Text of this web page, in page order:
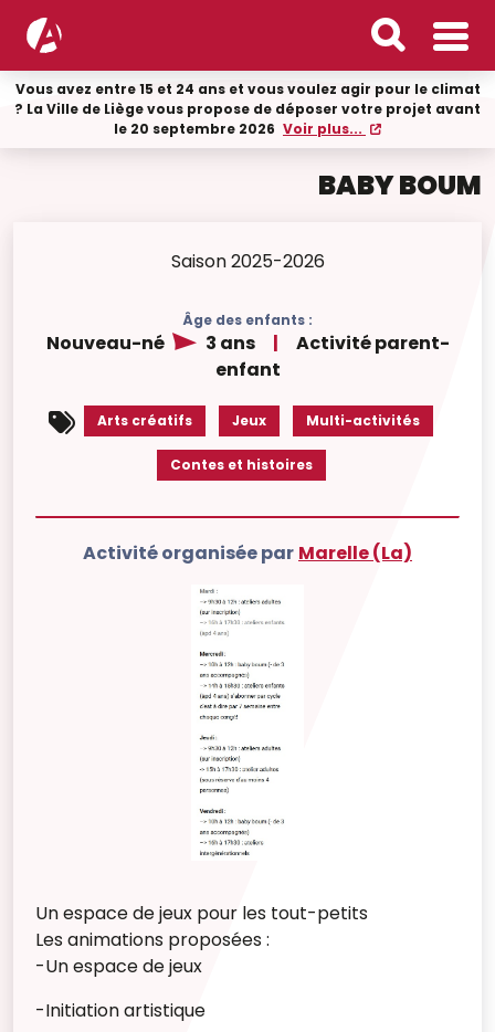
Vous avez entre 15 et 24 ans et vous voulez agir pour le climat
? La Ville de Liège vous propose de déposer votre projet avant
le 20 septembre 2026 Voir plus...
BABY BOUM
Saison 2025-2026
Âge des enfants :
Nouveau-né 3 ans |
Activité parent-
enfant
Arts créatifs Jeux Multi-activités
Contes et histoires
Activité organisée par Marelle (La)
Un espace de jeux pour les tout-petits
Les animations proposées :
-Un espace de jeux
-Initiation artistique